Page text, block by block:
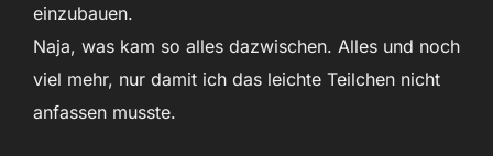
einzubauen.
Naja, was kam so alles dazwischen. Alles und noch
viel mehr, nur damit ich das leichte Teilchen nicht
anfassen musste.